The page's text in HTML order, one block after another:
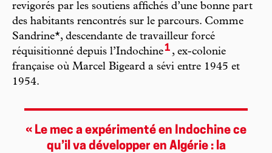
revigorés par les soutiens affichés d’une bonne part
des habitants rencontrés sur le parcours. Comme
Sandrine*, descendante de travailleur forcé
réquisitionné depuis l’Indochine1 , ex-colonie
française où Marcel Bigeard a sévi entre 1945 et
1954.
« Le mec a expérimenté en Indochine ce
qu’il va développer en Algérie : la